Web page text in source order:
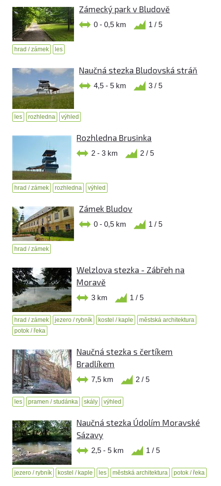
Zámecký park v Bludově
0 - 0,5 km 1 / 5
hrad / zámek les
Naučná stezka Bludovská stráň
4,5 - 5 km 3 / 5
les rozhledna výhled
Rozhledna Brusinka
2 - 3 km 2 / 5
hrad / zámek rozhledna výhled
Zámek Bludov
0 - 0,5 km 1 / 5
hrad / zámek
Welzlova stezka - Zábřeh na
Moravě
3 km 1 / 5
hrad / zámek jezero / rybník kostel / kaple
městská architektura
potok / řeka
Naučná stezka s čertíkem
Bradlíkem
7,5 km 2 / 5
les pramen / studánka skály výhled
Naučná stezka Údolím Moravské
Sázavy
2,5 - 5 km 1 / 5
jezero / rybník kostel / kaple les městská architektura potok / řeka